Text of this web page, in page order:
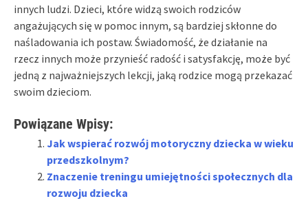
innych ludzi. Dzieci, które widzą swoich rodziców
angażujących się w pomoc innym, są bardziej skłonne do
naśladowania ich postaw. Świadomość, że działanie na
rzecz innych może przynieść radość i satysfakcję, może być
jedną z najważniejszych lekcji, jaką rodzice mogą przekazać
swoim dzieciom.
Powiązane Wpisy:
Jak wspierać rozwój motoryczny dziecka w wieku
przedszkolnym?
Znaczenie treningu umiejętności społecznych dla
rozwoju dziecka